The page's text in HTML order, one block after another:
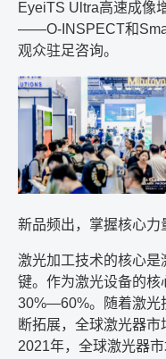
EyeiTS Ultra高速成像
——O-INSPECT和
观众驻足咨询。
新品频出，掌握核心力
激光加工技术的核心是
键。作为激光设备的核
30%—60%。随着激光
断拓展，全球激光器市
2021年，全球激光器